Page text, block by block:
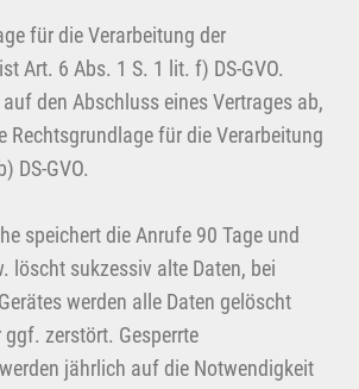
für die Verarbeitung der
Art. 6 Abs. 1 S. 1 lit. f) DS-GVO.
den Abschluss eines Vertrages ab,
Rechtsgrundlage für die Verarbeitung
DS-GVO.
speichert die Anrufe 90 Tage und
löscht sukzessiv alte Daten, bei
werden alle Daten gelöscht
ggf. zerstört. Gesperrte
jährlich auf die Notwendigkeit